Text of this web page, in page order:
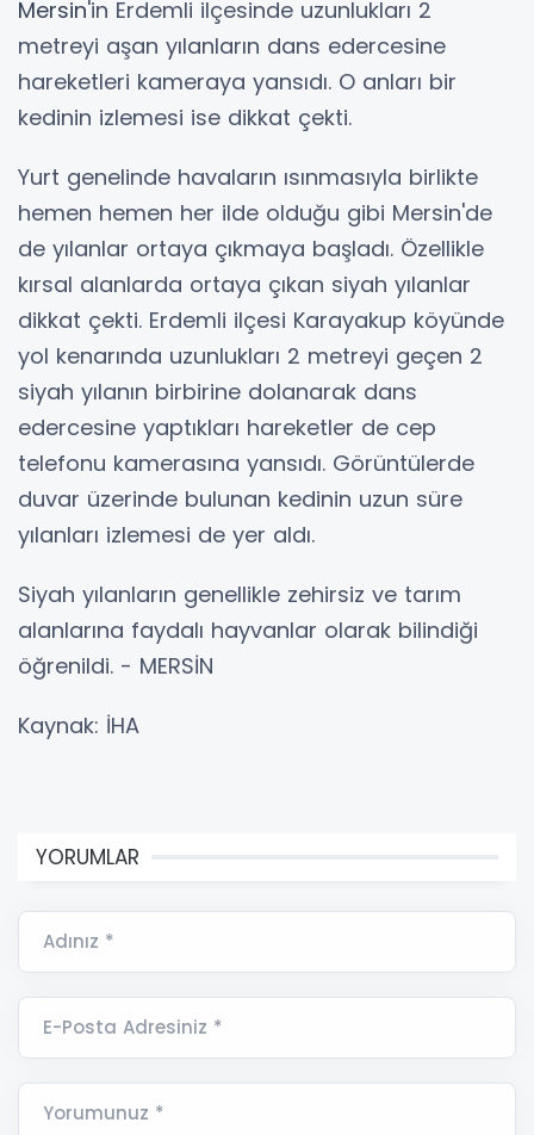
Mersin'in Erdemli ilçesinde uzunlukları 2
metreyi aşan yılanların dans edercesine
hareketleri kameraya yansıdı. O anları bir
kedinin izlemesi ise dikkat çekti.
Yurt genelinde havaların ısınmasıyla birlikte
hemen hemen her ilde olduğu gibi Mersin'de
de yılanlar ortaya çıkmaya başladı. Özellikle
kırsal alanlarda ortaya çıkan siyah yılanlar
dikkat çekti. Erdemli ilçesi Karayakup köyünde
yol kenarında uzunlukları 2 metreyi geçen 2
siyah yılanın birbirine dolanarak dans
edercesine yaptıkları hareketler de cep
telefonu kamerasına yansıdı. Görüntülerde
duvar üzerinde bulunan kedinin uzun süre
yılanları izlemesi de yer aldı.
Siyah yılanların genellikle zehirsiz ve tarım
alanlarına faydalı hayvanlar olarak bilindiği
öğrenildi. - MERSİN
Kaynak: İHA
YORUMLAR
Adınız *
E-Posta Adresiniz *
Yorumunuz *